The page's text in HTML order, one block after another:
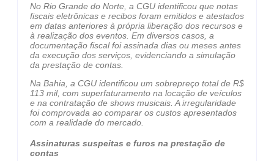
No Rio Grande do Norte, a CGU identificou que notas
fiscais eletrônicas e recibos foram emitidos e atestados
em datas anteriores à própria liberação dos recursos e
à realização dos eventos. Em diversos casos, a
documentação fiscal foi assinada dias ou meses antes
da execução dos serviços, evidenciando a simulação
da prestação de contas.
Na Bahia, a CGU identificou um sobrepreço total de R$
113 mil, com superfaturamento na locação de veículos
e na contratação de shows musicais. A irregularidade
foi comprovada ao comparar os custos apresentados
com a realidade do mercado.
Assinaturas suspeitas e furos na prestação de
contas